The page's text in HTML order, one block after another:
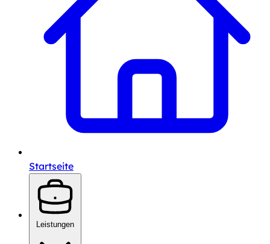
Startseite
Leistungen